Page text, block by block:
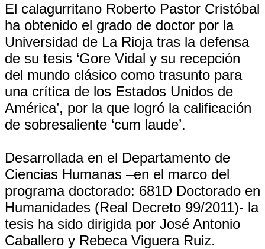
El calagurritano Roberto Pastor Cristóbal
ha obtenido el grado de doctor por la
Universidad de La Rioja tras la defensa
de su tesis ‘Gore Vidal y su recepción
del mundo clásico como trasunto para
una crítica de los Estados Unidos de
América’, por la que logró la calificación
de sobresaliente ‘cum laude’.
Desarrollada en el Departamento de
Ciencias Humanas –en el marco del
programa doctorado: 681D Doctorado en
Humanidades (Real Decreto 99/2011)- la
tesis ha sido dirigida por José Antonio
Caballero y Rebeca Viguera Ruiz.